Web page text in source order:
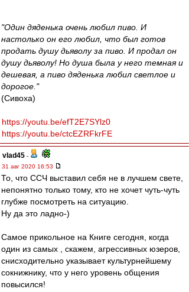
"Один дяденька очень любил пиво. И
настолько он его любил, что был готов
продать душу дьяволу за пиво. И продал он
душу дьяволу! Но душа была у него темная и
дешевая, а пиво дяденька любил светлое и
дорогое."
(Сивоха)
https://youtu.be/efT2E7SYlz0
https://youtu.be/ctcEZRFkrFE
vlad45 -
31 авг 2020 16:53
То, что ССЧ выставил себя не в лучшем свете,
непонятно только тому, кто не хочет чуть-чуть
глубже посмотреть на ситуацию.
Ну да это ладно-)
Самое прикольное на Книге сегодня, когда
один из самых , скажем, агрессивных юзеров,
снисходительно указывает культурнейшему
сокнижнику, что у него уровень общения
повысился!